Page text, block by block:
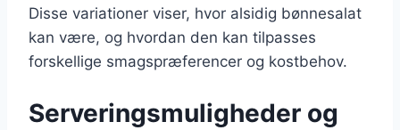
Disse variationer viser, hvor alsidig bønnesalat
kan være, og hvordan den kan tilpasses
forskellige smagspræferencer og kostbehov.
Serveringsmuligheder og